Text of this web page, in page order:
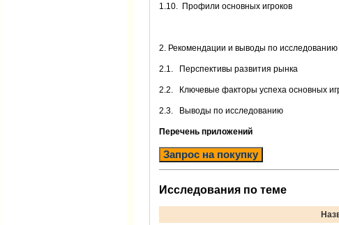
1.10. Профили основных игроков
2. Рекомендации и выводы по исследованию
2.1. Перспективы развития рынка
2.2. Ключевые факторы успеха основных
2.3. Выводы по исследованию
Перечень приложений
Запрос на покупку
Исследования по теме